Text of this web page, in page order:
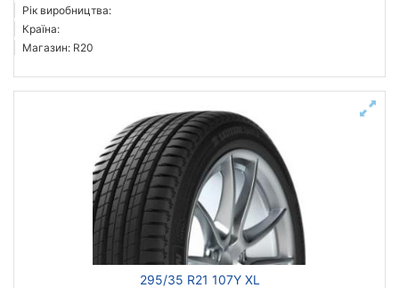
Рік виробництва:
Країна:
Магазин: R20
295/35 R21 107Y XL